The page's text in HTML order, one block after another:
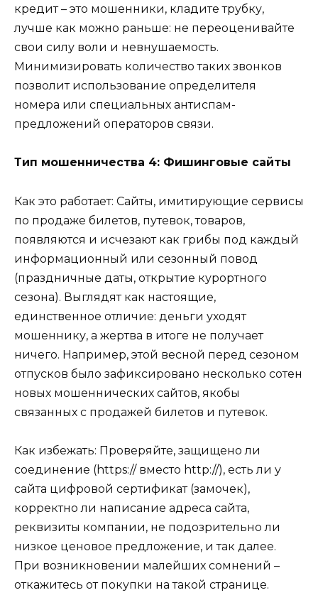
кредит – это мошенники, кладите трубку,
лучше как можно раньше: не переоценивайте
свои силу воли и невнушаемость.
Минимизировать количество таких звонков
позволит использование определителя
номера или специальных антиспам-
предложений операторов связи.
Тип мошенничества 4: Фишинговые сайты
Как это работает: Сайты, имитирующие сервисы
по продаже билетов, путевок, товаров,
появляются и исчезают как грибы под каждый
информационный или сезонный повод
(праздничные даты, открытие курортного
сезона). Выглядят как настоящие,
единственное отличие: деньги уходят
мошеннику, а жертва в итоге не получает
ничего. Например, этой весной перед сезоном
отпусков было зафиксировано несколько сотен
новых мошеннических сайтов, якобы
связанных с продажей билетов и путевок.
Как избежать: Проверяйте, защищено ли
соединение (https:// вместо http://), есть ли у
сайта цифровой сертификат (замочек),
корректно ли написание адреса сайта,
реквизиты компании, не подозрительно ли
низкое ценовое предложение, и так далее.
При возникновении малейших сомнений –
откажитесь от покупки на такой странице.